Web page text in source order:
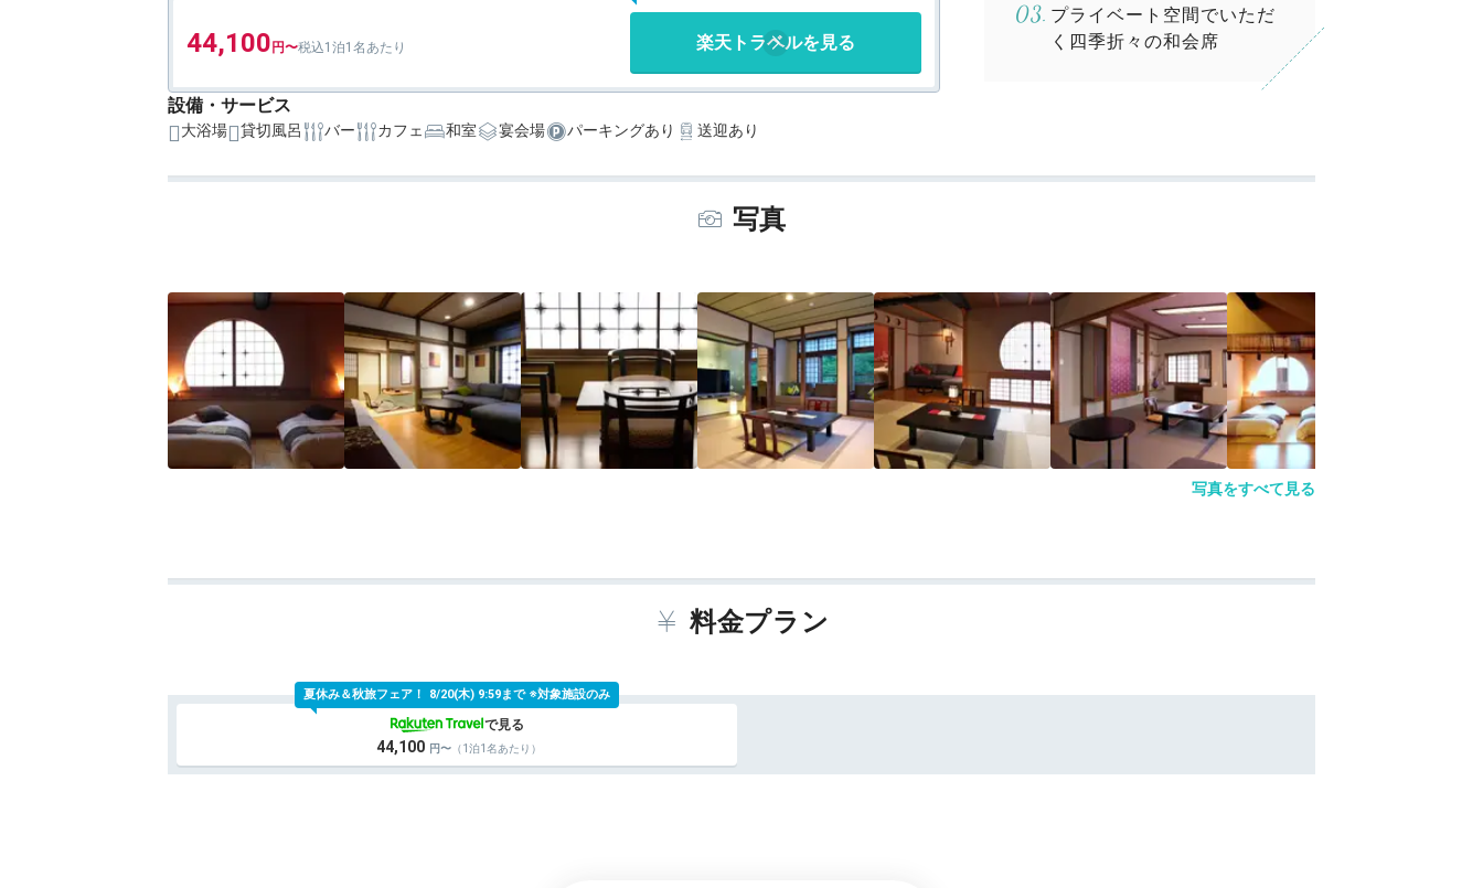
44,100 1泊1名あたり 楽天トラベルを見る
設備・サービス
大浴場 貸切風呂 バー カフェ 和室 宴会場 パーキングあり 送迎あり
プライベート空間でいただ
く四季折々の和会席
写真
写真をすべて見る
料金プラン
44,100 （1泊1名あたり）
夏休み＆秋旅フェア！ 8/20(木) 9:59まで ※対象施設のみ